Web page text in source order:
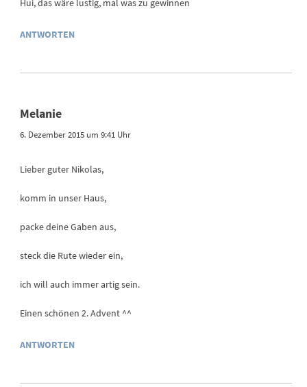
Hui, das wäre lustig, mal was zu gewinnen
ANTWORTEN
Melanie
6. Dezember 2015 um 9:41 Uhr
Lieber guter Nikolas,
komm in unser Haus,
packe deine Gaben aus,
steck die Rute wieder ein,
ich will auch immer artig sein.
Einen schönen 2. Advent ^^
ANTWORTEN